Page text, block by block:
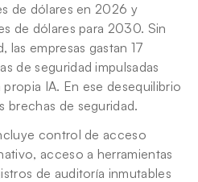
de dólares en 2026 y
de dólares para 2030. Sin
las empresas gastan 17
de seguridad impulsadas
IA. En ese desequilibrio
brechas de seguridad.
control de acceso
acceso a herramientas
de auditoría inmutables